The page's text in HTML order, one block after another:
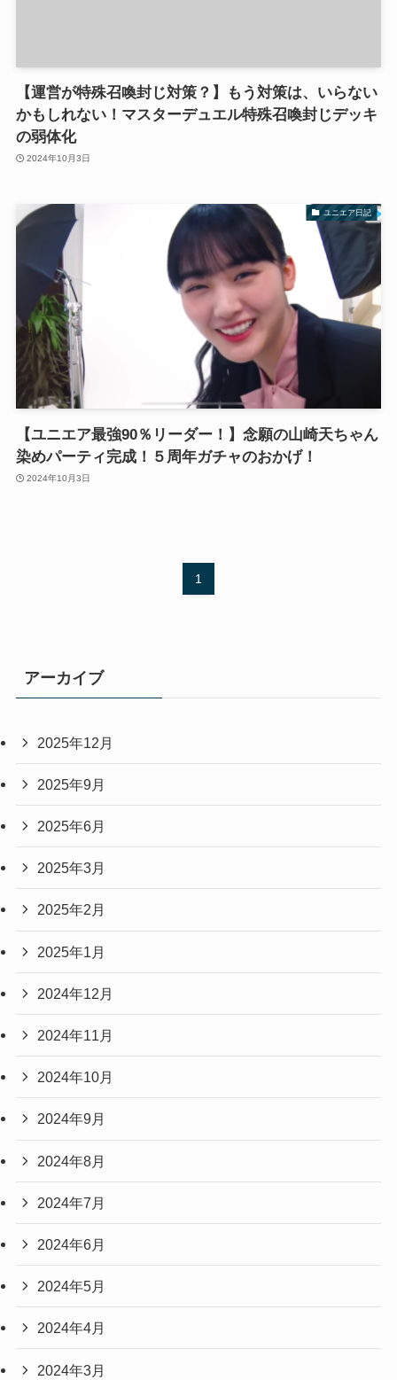
【運営が特殊召喚封じ対策？】もう対策は、いらない
かもしれない！マスターデュエル特殊召喚封じデッキ
の弱体化
2024年10月3日
ユニエア日記
【ユニエア最強90％リーダー！】念願の山崎天ちゃん
染めパーティ完成！５周年ガチャのおかげ！
2024年10月3日
1
アーカイブ
2025年12月
2025年9月
2025年6月
2025年3月
2025年2月
2025年1月
2024年12月
2024年11月
2024年10月
2024年9月
2024年8月
2024年7月
2024年6月
2024年5月
2024年4月
2024年3月